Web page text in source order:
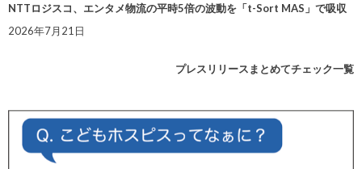
NTTロジスコ、エンタメ物流の平時5倍の波動を「t-Sort MAS」で吸収
2026年7月21日
プレスリリースまとめてチェック一覧